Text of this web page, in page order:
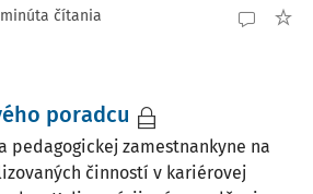
čítania
poradcu
pedagogickej zamestnankyne na
činností v kariérovej